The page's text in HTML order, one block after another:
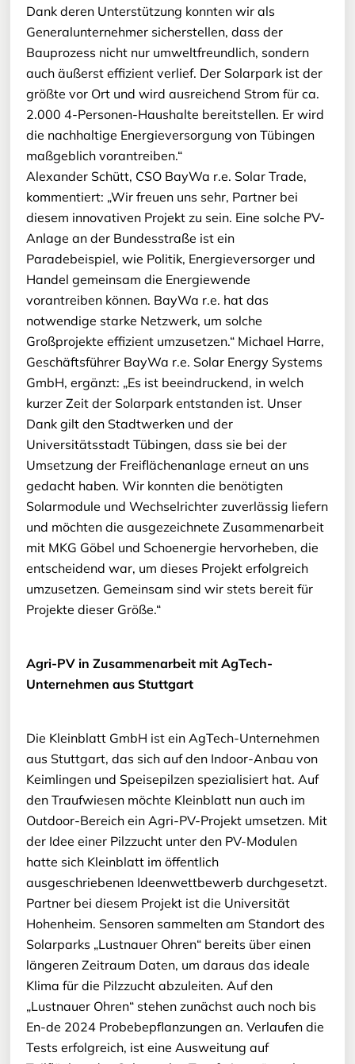
Dank deren Unterstützung konnten wir als
Generalunternehmer sicherstellen, dass der
Bauprozess nicht nur umweltfreundlich, sondern
auch äußerst effizient verlief. Der Solarpark ist der
größte vor Ort und wird ausreichend Strom für ca.
2.000 4-Personen-Haushalte bereitstellen. Er wird
die nachhaltige Energieversorgung von Tübingen
maßgeblich vorantreiben.“
Alexander Schütt, CSO BayWa r.e. Solar Trade,
kommentiert: „Wir freuen uns sehr, Partner bei
diesem innovativen Projekt zu sein. Eine solche PV-
Anlage an der Bundesstraße ist ein
Paradebeispiel, wie Politik, Energieversorger und
Handel gemeinsam die Energiewende
vorantreiben können. BayWa r.e. hat das
notwendige starke Netzwerk, um solche
Großprojekte effizient umzusetzen.“ Michael Harre,
Geschäftsführer BayWa r.e. Solar Energy Systems
GmbH, ergänzt: „Es ist beeindruckend, in welch
kurzer Zeit der Solarpark entstanden ist. Unser
Dank gilt den Stadtwerken und der
Universitätsstadt Tübingen, dass sie bei der
Umsetzung der Freiflächenanlage erneut an uns
gedacht haben. Wir konnten die benötigten
Solarmodule und Wechselrichter zuverlässig liefern
und möchten die ausgezeichnete Zusammenarbeit
mit MKG Göbel und Schoenergie hervorheben, die
entscheidend war, um dieses Projekt erfolgreich
umzusetzen. Gemeinsam sind wir stets bereit für
Projekte dieser Größe.“
Agri-PV in Zusammenarbeit mit AgTech-
Unternehmen aus Stuttgart
Die Kleinblatt GmbH ist ein AgTech-Unternehmen
aus Stuttgart, das sich auf den Indoor-Anbau von
Keimlingen und Speisepilzen spezialisiert hat. Auf
den Traufwiesen möchte Kleinblatt nun auch im
Outdoor-Bereich ein Agri-PV-Projekt umsetzen. Mit
der Idee einer Pilzzucht unter den PV-Modulen
hatte sich Kleinblatt im öffentlich
ausgeschriebenen Ideenwettbewerb durchgesetzt.
Partner bei diesem Projekt ist die Universität
Hohenheim. Sensoren sammelten am Standort des
Solarparks „Lustnauer Ohren“ bereits über einen
längeren Zeitraum Daten, um daraus das ideale
Klima für die Pilzzucht abzuleiten. Auf den
„Lustnauer Ohren“ stehen zunächst auch noch bis
En-de 2024 Probebepflanzungen an. Verlaufen die
Tests erfolgreich, ist eine Ausweitung auf